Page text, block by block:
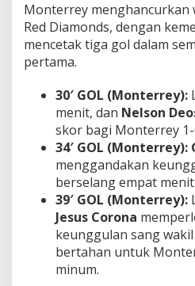
Monterrey menghancurkan
Red Diamonds, dengan
mencetak tiga gol dalam
pertama.
30′ GOL (Monterrey):
menit, dan Nelson
skor bagi Monterrey 1-
34′ GOL (Monterrey):
menggandakan
berselang empat
39′ GOL (Monterrey):
Jesus Corona
keunggulan sang
bertahan untuk
minum.